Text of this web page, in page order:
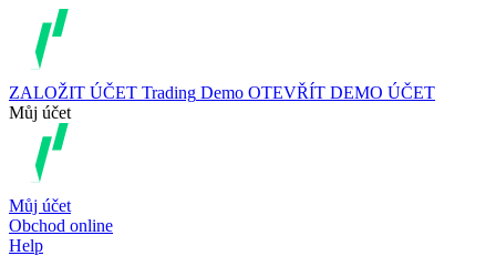
ZALOŽIT ÚČET Trading Demo OTEVŘÍT DEMO ÚČET
Můj účet
Můj účet
Obchod online
Help